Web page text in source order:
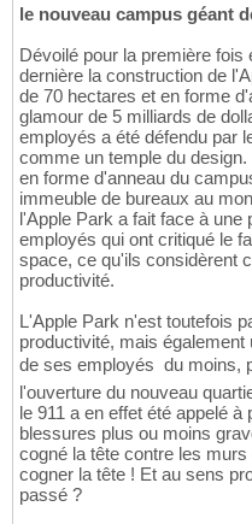
le nouveau campus géant
Dévoilé pour la première fois
dernière la construction de
de 70 hectares et en forme
glamour de 5 milliards de
employés a été défendu par
comme un temple du
en forme d'anneau du
immeuble de bureaux au
l'Apple Park a fait face à une
employés qui ont critiqué le
space, ce qu'ils considèrent
productivité.
L'Apple Park n'est toutefois
productivité, mais
de ses employés  du
l'ouverture du nouveau
le 911 a en effet été appelé
blessures plus ou moins
cogné la tête contre les
cogner la tête ! Et au sens
passé ?